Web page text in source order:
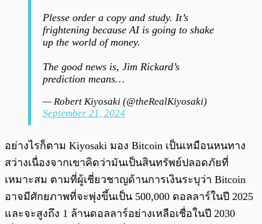
Plesse order a copy and study. It’s
frightening because AI is going to shake
up the world of money.
The good news is, Jim Rickard’s
prediction means…
— Robert Kiyosaki (@theRealKiyosaki)
September 21, 2024
อย่างไรก็ตาม Kiyosaki มอง Bitcoin เป็นเหมือนหนทาง
สว่างเนื่องจากเขาคิดว่ามันเป็นสินทรัพย์ปลอดภัยที่
เหมาะสม ตามที่ผู้เชี่ยวชาญด้านการเงินระบุว่า Bitcoin
อาจมีศักยภาพที่จะพุ่งขึ้นเป็น 500,000 ดอลลาร์ในปี 2025
และจะสูงถึง 1 ล้านดอลลาร์อย่างเหลือเชื่อในปี 2030